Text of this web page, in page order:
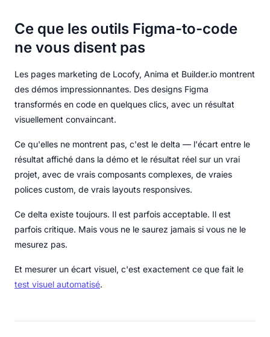
Ce que les outils Figma-to-code
ne vous disent pas
Les pages marketing de Locofy, Anima et Builder.io montrent
des démos impressionnantes. Des designs Figma
transformés en code en quelques clics, avec un résultat
visuellement convaincant.
Ce qu'elles ne montrent pas, c'est le delta — l'écart entre le
résultat affiché dans la démo et le résultat réel sur un vrai
projet, avec de vrais composants complexes, de vraies
polices custom, de vrais layouts responsives.
Ce delta existe toujours. Il est parfois acceptable. Il est
parfois critique. Mais vous ne le saurez jamais si vous ne le
mesurez pas.
Et mesurer un écart visuel, c'est exactement ce que fait le
test visuel automatisé.